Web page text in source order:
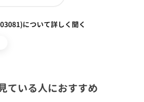
について詳しく聞く
ている人におすすめ